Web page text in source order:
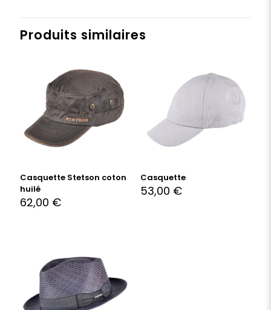
Produits similaires
Casquette Stetson coton
huilé
62,00 €
Casquette
53,00 €